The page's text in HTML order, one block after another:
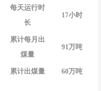
每天运行时
长
17小时
累计每月出
煤量
91万吨
累计出煤量 60万吨